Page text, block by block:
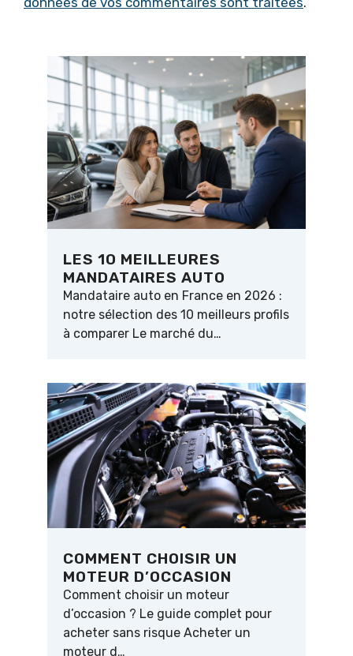
LES 10 MEILLEURES
MANDATAIRES AUTO
Mandataire auto en France en 2026 :
notre sélection des 10 meilleurs profils
à comparer Le marché du…
COMMENT CHOISIR UN
MOTEUR D’OCCASION
Comment choisir un moteur
d’occasion ? Le guide complet pour
acheter sans risque Acheter un
moteur d…